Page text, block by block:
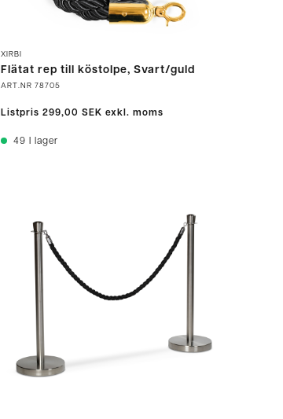
XIRBI
Flätat rep till köstolpe, Svart/guld
ART.NR 78705
Listpris 299,00 SEK exkl. moms
49 I lager